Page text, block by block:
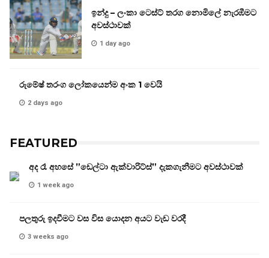
ඉන්දු – ලංකා ටෙස්ට් තරග නොමිලේ නැරඹීමට
අවස්ථාවක්
1 day ago
රුමේෂ් තරංග ලෝකයෙන්ම අංක 1 වෙයි
2 days ago
FEATURED
අද රෑ අහසේ ”ඩෙල්ටා ඇක්වාරිට්ස්” දැකගැනීමට අවස්ථාවක්
1 week ago
පලතුරු ඉදවීමට වස විස යොදන අයට වැඩ වරදී
3 weeks ago